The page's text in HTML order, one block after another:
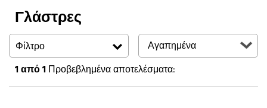
Αναζήτηση
Γλάστρες
Φίλτρο
1από 1Προβεβλημένα αποτελέσματα: